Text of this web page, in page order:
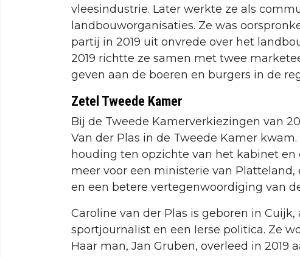
vleesindustrie. Later werkte ze als
landbouworganisaties. Ze was
partij in 2019 uit onvrede over het
2019 richtte ze samen met twee
geven aan de boeren en burgers in de
Zetel Tweede Kamer
Bij de Tweede Kamerverkiezingen van
Van der Plas in de Tweede Kamer
houding ten opzichte van het kabinet
meer voor een ministerie van
en een betere vertegenwoordiging van
Caroline van der Plas is geboren in
sportjournalist en een Ierse politica. Ze
Haar man, Jan Gruben, overleed in 2019